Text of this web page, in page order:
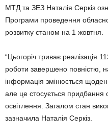
МТД та ЗЕЗ Наталія Серкіз
Програми проведення
розвитку станом на 1 жовтня.
“Цьогоріч триває реалізація
роботи завершено повністю,
інформація змінюється
але це стосується придбання
освітлення. Загалом стан
зазначила Наталія Серкіз.